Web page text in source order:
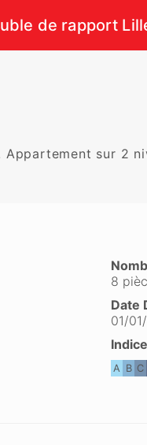
de rapport
sur 2
8
Date
01/
A B C